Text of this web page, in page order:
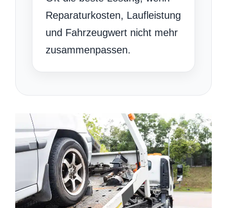
Reparaturkosten, Laufleistung
und Fahrzeugwert nicht mehr
zusammenpassen.